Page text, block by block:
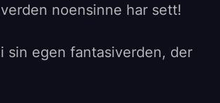
noensinne har sett!
sin egen fantasiverden, der